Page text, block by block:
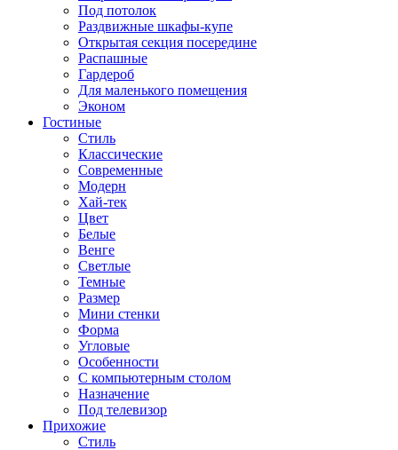
Под потолок
Раздвижные шкафы-купе
Открытая секция посередине
Распашные
Гардероб
Для маленького помещения
Эконом
Гостиные
Стиль
Классические
Современные
Модерн
Хай-тек
Цвет
Белые
Венге
Светлые
Темные
Размер
Мини стенки
Форма
Угловые
Особенности
С компьютерным столом
Назначение
Под телевизор
Прихожие
Стиль